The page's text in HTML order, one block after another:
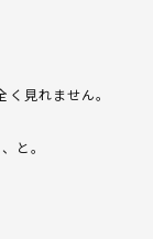
見れません。
と。